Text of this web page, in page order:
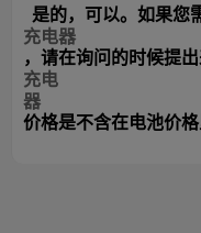
是的，可以。如果您
充电器
，请在询问的时候提
充电
器
价格是不含在电池价格